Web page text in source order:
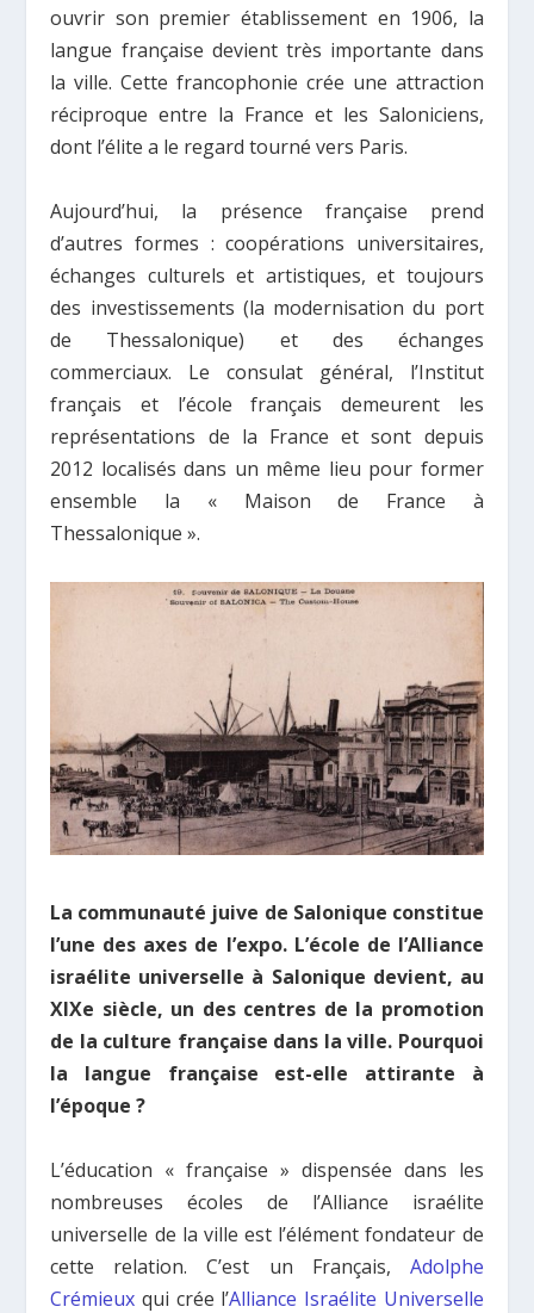
ouvrir son premier établissement en 1906, la
langue française devient très importante dans
la ville. Cette francophonie crée une attraction
réciproque entre la France et les Saloniciens,
dont l’élite a le regard tourné vers Paris.
Aujourd’hui, la présence française prend
d’autres formes : coopérations universitaires,
échanges culturels et artistiques, et toujours
des investissements (la modernisation du port
de Thessalonique) et des échanges
commerciaux. Le consulat général, l’Institut
français et l’école français demeurent les
représentations de la France et sont depuis
2012 localisés dans un même lieu pour former
ensemble la « Maison de France à
Thessalonique ».
La communauté juive de Salonique constitue
l’une des axes de l’expo. L’école de l’Alliance
israélite universelle à Salonique devient, au
XIXe siècle, un des centres de la promotion
de la culture française dans la ville. Pourquoi
la langue française est-elle attirante à
l’époque ?
L’éducation « française » dispensée dans les
nombreuses écoles de l’Alliance israélite
universelle de la ville est l’élément fondateur de
cette relation. C’est un Français, Adolphe
Crémieux qui crée l’Alliance Israélite Universelle